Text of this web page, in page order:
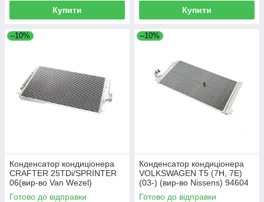
Купити Купити
–10%
Конденсатор кондиціонера
CRAFTER 25TDi/SPRINTER
06(вир-во Van Wezel)
58005277
Готово до відправки
–10%
Конденсатор кондиціонера
VOLKSWAGEN T5 (7H, 7E)
(03-) (вир-во Nissens) 94604
Готово до відправки